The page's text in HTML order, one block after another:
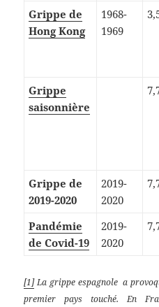
Grippe de
Hong Kong
1968-
1969
Grippe
saisonnière
Grippe de
2019-2020
2019-
2020
Pandémie
de Covid-19
2019-
2020
[1]La grippe espagnole a
premier pays touché. En